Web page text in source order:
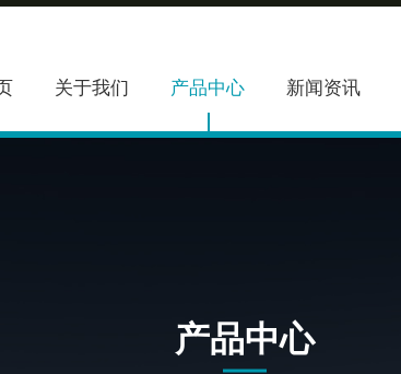
关于我们 产品中心 新闻资讯
产品中心